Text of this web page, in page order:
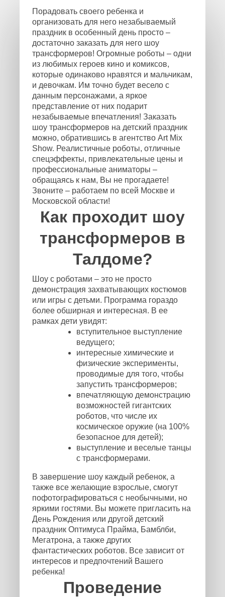
Порадовать своего ребенка и
организовать для него незабываемый
праздник в особенный день просто –
достаточно заказать для него шоу
трансформеров! Огромные роботы – одни
из любимых героев кино и комиксов,
которые одинаково нравятся и мальчикам,
и девочкам. Им точно будет весело с
данным персонажами, а яркое
представление от них подарит
незабываемые впечатления! Заказать
шоу трансформеров на детский праздник
можно, обратившись в агентство Art Mix
Show. Реалистичные роботы, отличные
спецэффекты, привлекательные цены и
профессиональные аниматоры –
обращаясь к нам, Вы не прогадаете!
Звоните – работаем по всей Москве и
Московской области!
Как проходит шоу
трансформеров в
Талдоме?
Шоу с роботами – это не просто
демонстрация захватывающих костюмов
или игры с детьми. Программа гораздо
более обширная и интересная. В ее
рамках дети увидят:
вступительное выступление
ведущего;
интересные химические и
физические эксперименты,
проводимые для того, чтобы
запустить трансформеров;
впечатляющую демонстрацию
возможностей гигантских
роботов, что числе их
космическое оружие (на 100%
безопасное для детей);
выступление и веселые танцы
с трансформерами.
В завершение шоу каждый ребенок, а
также все желающие взрослые, смогут
пофотографироваться с необычными, но
яркими гостями. Вы можете пригласить на
День Рождения или другой детский
праздник Оптимуса Прайма, Бамблби,
Мегатрона, а также других
фантастических роботов. Все зависит от
интересов и предпочтений Вашего
ребенка!
Проведение